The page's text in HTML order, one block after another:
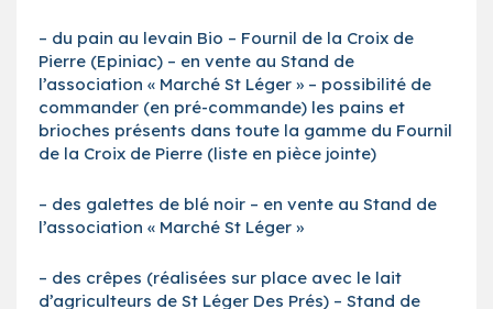
– du pain au levain Bio – Fournil de la Croix de
Pierre (Epiniac) – en vente au Stand de
l’association « Marché St Léger » – possibilité de
commander (en pré-commande) les pains et
brioches présents dans toute la gamme du Fournil
de la Croix de Pierre (liste en pièce jointe)
– des galettes de blé noir – en vente au Stand de
l’association « Marché St Léger »
– des crêpes (réalisées sur place avec le lait
d’agriculteurs de St Léger Des Prés) – Stand de